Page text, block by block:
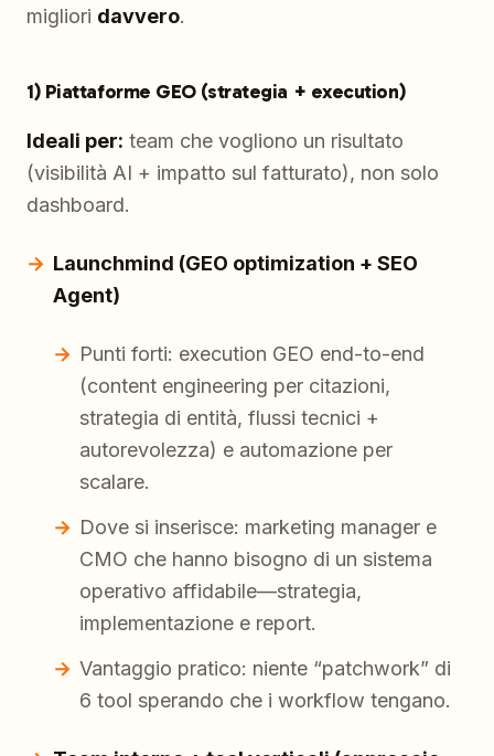
migliori davvero.
1) Piattaforme GEO (strategia + execution)
Ideali per: team che vogliono un risultato
(visibilità AI + impatto sul fatturato), non solo
dashboard.
Launchmind (GEO optimization + SEO
Agent)
Punti forti: execution GEO end-to-end
(content engineering per citazioni,
strategia di entità, flussi tecnici +
autorevolezza) e automazione per
scalare.
Dove si inserisce: marketing manager e
CMO che hanno bisogno di un sistema
operativo affidabile—strategia,
implementazione e report.
Vantaggio pratico: niente “patchwork” di
6 tool sperando che i workflow tengano.